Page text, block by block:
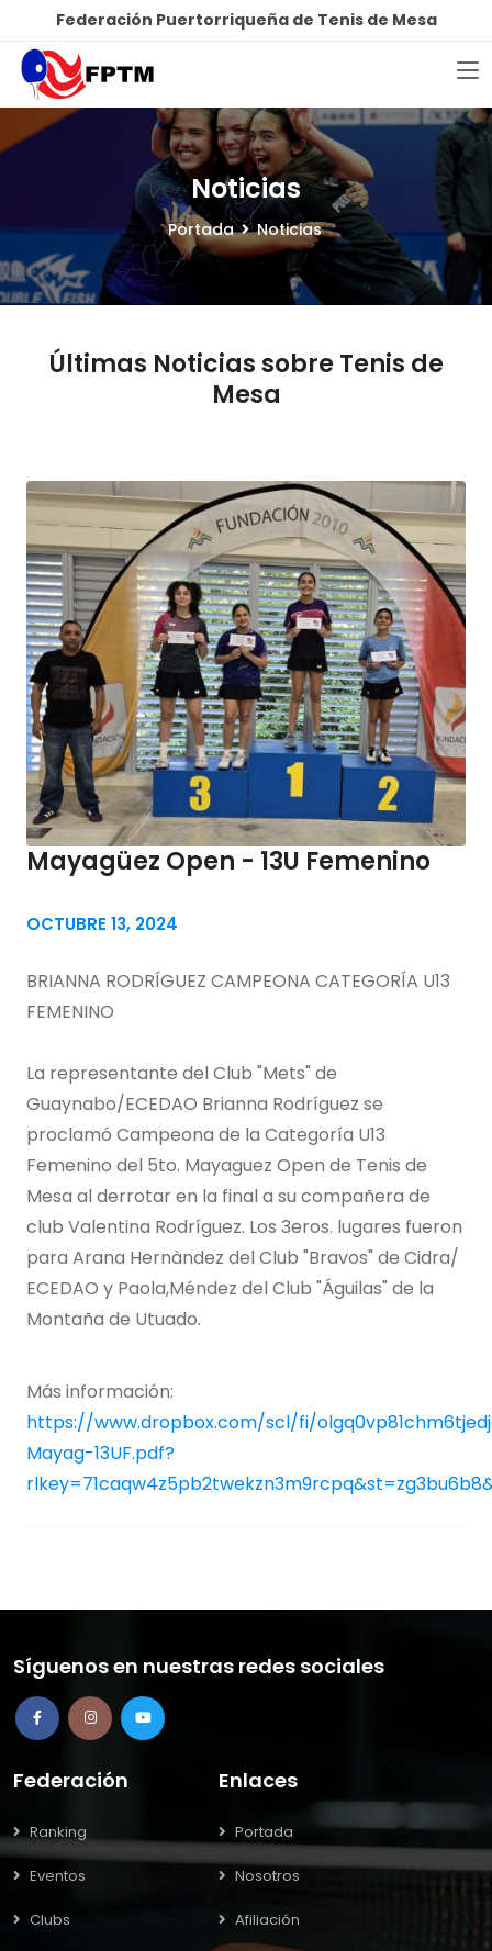
Federación Puertorriqueña de Tenis de Mesa
Noticias
Portada Noticias
Últimas Noticias sobre Tenis de
Mesa
Mayagüez Open - 13U Femenino
OCTUBRE 13, 2024
BRIANNA RODRÍGUEZ CAMPEONA CATEGORÍA U13
FEMENINO
La representante del Club "Mets" de
Guaynabo/ECEDAO Brianna Rodríguez se
proclamó Campeona de la Categoría U13
Femenino del 5to. Mayaguez Open de Tenis de
Mesa al derrotar en la final a su compañera de
club Valentina Rodríguez. Los 3eros. lugares fueron
para Arana Hernàndez del Club "Bravos" de Cidra/
ECEDAO y Paola,Méndez del Club "Águilas" de la
Montaña de Utuado.
Más información:
https://www.dropbox.com/scl/fi/
Mayag-13UF.pdf?
Síguenos en nuestras redes sociales
Federación
Ranking
Eventos
Clubs
Enlaces
Portada
Nosotros
Afiliación